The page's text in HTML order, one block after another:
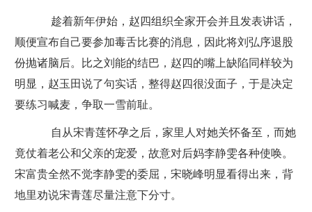
趁着新年伊始，赵四组织全家开会并且发表讲话，
顺便宣布自己要参加毒舌比赛的消息，因此将刘弘序退股
份抛诸脑后。比之刘能的结巴，赵四的嘴上缺陷同样较为
明显，赵玉田说了句实话，整得赵四很没面子，于是决定
要练习喊麦，争取一雪前耻。
自从宋青莲怀孕之后，家里人对她关怀备至，而她
竟仗着老公和父亲的宠爱，故意对后妈李静雯各种使唤。
宋富贵全然不觉李静雯的委屈，宋晓峰明显看得出来，背
地里劝说宋青莲尽量注意下分寸。